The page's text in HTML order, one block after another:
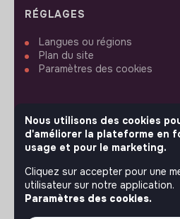
RÉGLAGES
Langues ou régions
Plan du site
Paramètres des cookies
SUIVEZ-NOUS
© 2026 jobs that makesense.
Nous utilisons des cookies
d'améliorer la plateforme en
usage et pour le marketing.
Cliquez sur accepter pour une
utilisateur sur notre application.
Paramètres des cookies.